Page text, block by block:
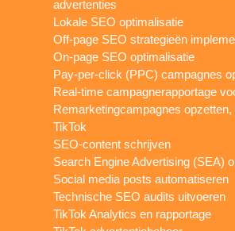
advertenties
Lokale SEO optimalisatie
Off-page SEO strategieën
On-page SEO optimalisatie
Pay-per-click (PPC) campagnes
Real-time campagnerapportage
Remarketingcampagnes opzetten,
TikTok
SEO-content schrijven
Search Engine Advertising (SEA)
Social media posts automatiseren
Technische SEO audits uitvoeren
TikTok Analytics en rapportage